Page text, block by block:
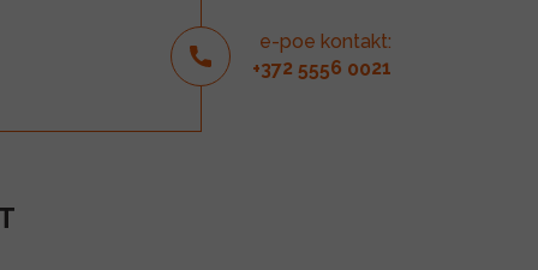
e-poe kontakt:
+372 5556 0021